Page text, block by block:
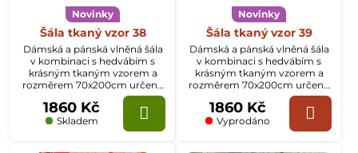
Novinky
Šála tkaný vzor 38
Dámská a pánská vlněná šála
v kombinaci s hedvábím s
krásným tkaným vzorem a
rozměrem 70x200cm určená
k celoročnímu nošení.
Skladem
1860 Kč
Novinky
Šála tkaný vzor 39
Dámská a pánská vlněná šála
v kombinaci s hedvábím s
krásným tkaným vzorem a
rozměrem 70x200cm určená
k celoročnímu nošení.
Vyprodáno
1860 Kč